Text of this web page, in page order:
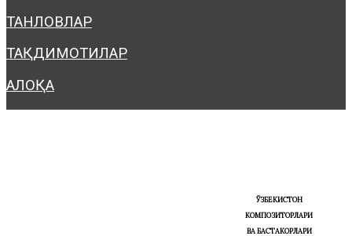
ТАНЛОВЛАР
ТАҚДИМОТИЛАР
АЛОҚА
ЎЗБЕКИСТОН
КОМПОЗИТОРЛАРИ
ВА БАСТАКОРЛАРИ